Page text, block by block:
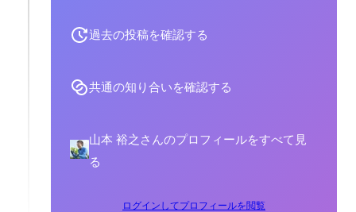
過去の投稿を確認する
共通の知り合いを確認する
山本 裕之さんのプロフィールをすべて見
る
ログインしてプロフィールを閲覧